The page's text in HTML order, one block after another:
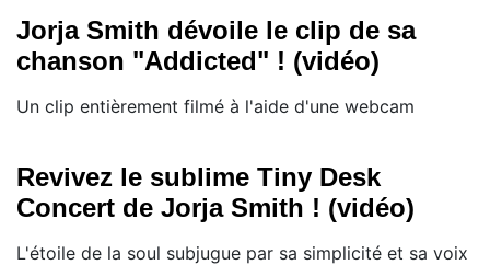
Jorja Smith dévoile le clip de sa
chanson "Addicted" ! (vidéo)
Un clip entièrement filmé à l'aide d'une webcam
Revivez le sublime Tiny Desk
Concert de Jorja Smith ! (vidéo)
L'étoile de la soul subjugue par sa simplicité et sa voix